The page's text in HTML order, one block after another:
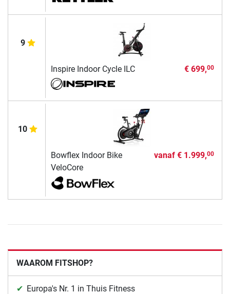
9
Inspire Indoor Cycle ILC € 699,00
10
Bowflex Indoor Bike
VeloCore
vanaf € 1.999,00
WAAROM FITSHOP?
Europa's Nr. 1 in Thuis Fitness